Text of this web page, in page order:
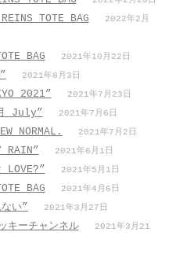
TOTE BAG
2022年2月
BAG 2021年10月22日
2021年8月3日
2021” 2021年7月23日
2021年7月6日
NORMAL. 2021年7月2日
RAIN” 2021年6月1日
2021年5月1日
BAG 2021年4月6日
い” 2021年3月27日
キーチャンネル
2021年3月21